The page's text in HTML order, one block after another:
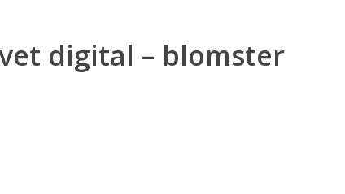
digital – blomster